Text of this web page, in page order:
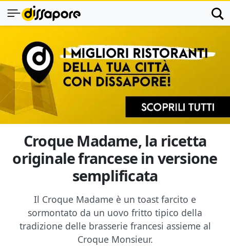
Croque Madame, la ricetta
originale francese in versione
semplificata
Il Croque Madame è un toast farcito e
sormontato da un uovo fritto tipico della
tradizione delle brasserie francesi assieme al
Croque Monsieur.